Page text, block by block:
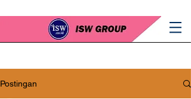
Postingan